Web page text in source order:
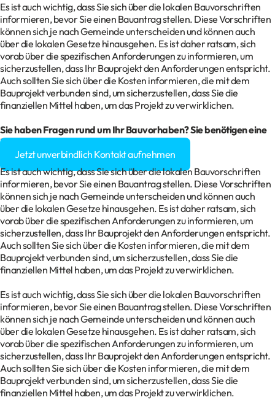
Es ist auch wichtig, dass Sie sich über die lokalen Bauvorschriften
informieren, bevor Sie einen Bauantrag stellen. Diese Vorschriften
können sich je nach Gemeinde unterscheiden und können auch
über die lokalen Gesetze hinausgehen. Es ist daher ratsam, sich
vorab über die spezifischen Anforderungen zu informieren, um
sicherzustellen, dass Ihr Bauprojekt den Anforderungen entspricht.
Auch sollten Sie sich über die Kosten informieren, die mit dem
Bauprojekt verbunden sind, um sicherzustellen, dass Sie die
finanziellen Mittel haben, um das Projekt zu verwirklichen.
Sie haben Fragen rund um IhrBauvorhaben? Sie benötigen eine
Baugenehmigung?
Jetzt unverbindlich Kontakt aufnehmen
Es ist auch wichtig, dass Sie sich über die lokalen Bauvorschriften
informieren, bevor Sie einen Bauantrag stellen. Diese Vorschriften
können sich je nach Gemeinde unterscheiden und können auch
über die lokalen Gesetze hinausgehen. Es ist daher ratsam, sich
vorab über die spezifischen Anforderungen zu informieren, um
sicherzustellen, dass Ihr Bauprojekt den Anforderungen entspricht.
Auch sollten Sie sich über die Kosten informieren, die mit dem
Bauprojekt verbunden sind, um sicherzustellen, dass Sie die
finanziellen Mittel haben, um das Projekt zu verwirklichen.
Es ist auch wichtig, dass Sie sich über die lokalen Bauvorschriften
informieren, bevor Sie einen Bauantrag stellen. Diese Vorschriften
können sich je nach Gemeinde unterscheiden und können auch
über die lokalen Gesetze hinausgehen. Es ist daher ratsam, sich
vorab über die spezifischen Anforderungen zu informieren, um
sicherzustellen, dass Ihr Bauprojekt den Anforderungen entspricht.
Auch sollten Sie sich über die Kosten informieren, die mit dem
Bauprojekt verbunden sind, um sicherzustellen, dass Sie die
finanziellen Mittel haben, um das Projekt zu verwirklichen.